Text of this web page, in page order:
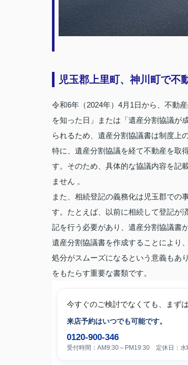
児玉郡上里町、神川町で不
令和6年（2024年）4月1日から、不動
を知った日」または「遺産分割協議が
られるため、遺産分割協議書は制度上
特に、遺産分割協議を経て不動産を取
す。そのため、具体的な協議内容を記
ません 。
また、相続登記の義務化は児玉郡での
す。たとえば、以前に相続して登記が
記を行う必要があり、遺産分割協議書
遺産分割協議書を作成することにより
処分がスムーズになるという意義もあ
をもたらす重要な書類です。
今すぐのご検討でなくても、まず
来店予約はいつでも可能です。
0120-900-346
受付時間：AM9:30～PM19:30 定休日：水